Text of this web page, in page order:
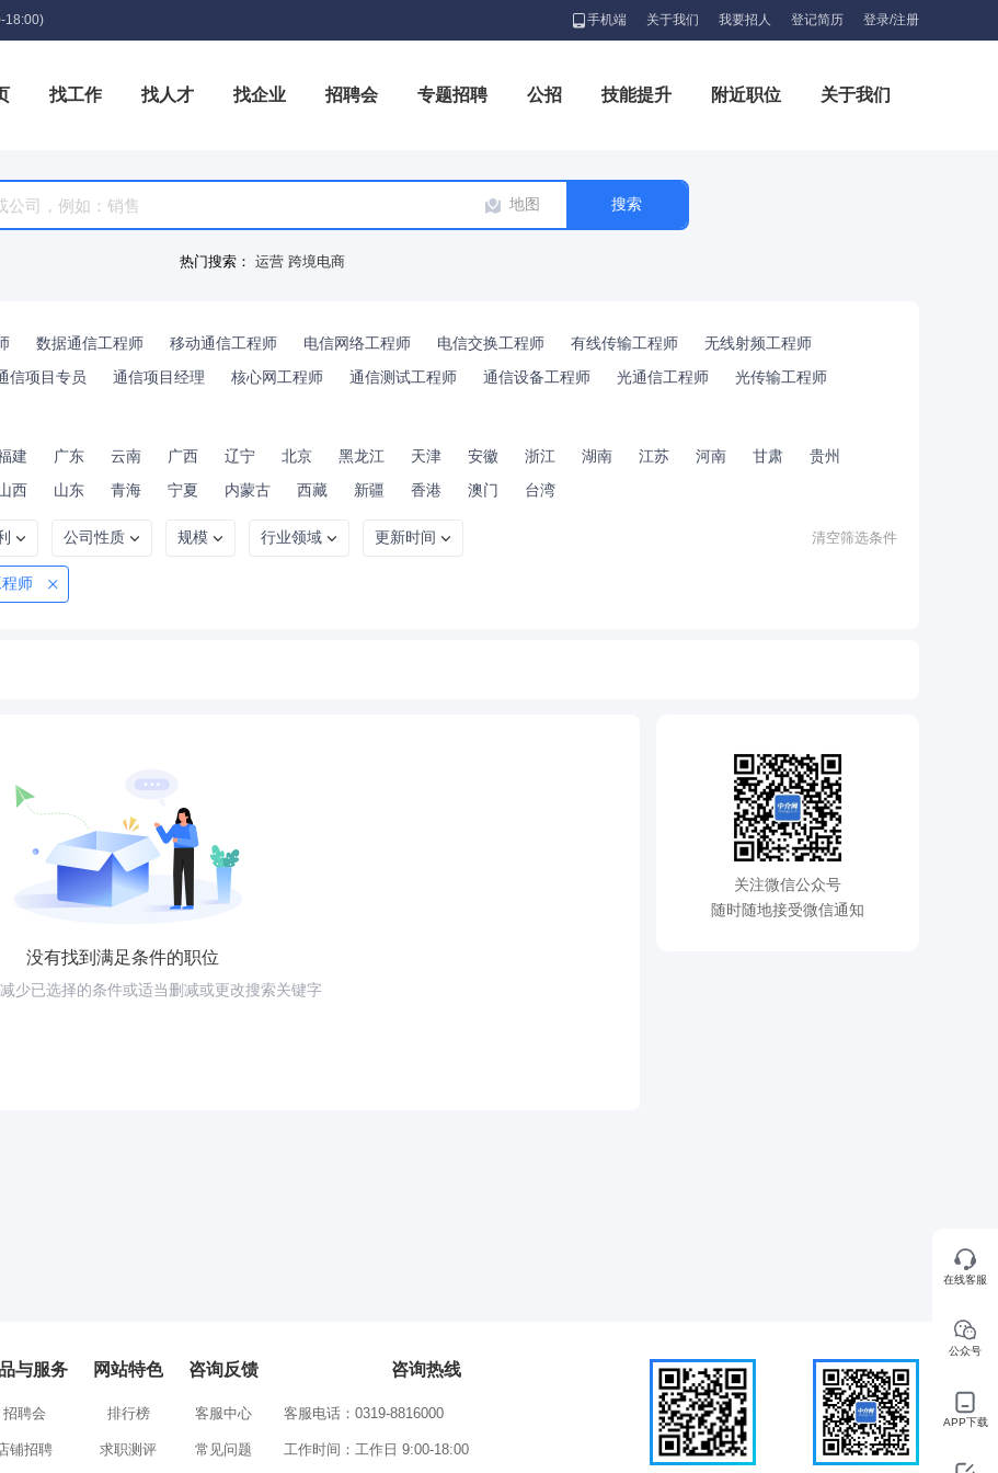
18:00) 手机端 关于我们 我要招人 登记简历 登录/注册
找工作 找人才 找企业 招聘会 专题招聘 公招 技能提升 附近职位 关于我们
箱 地图
热门搜索： 运营 跨境电商
数据通信工程师 移动通信工程师 电信网络工程师 电信交换工程师 有线传输工程师
无线射频工程师
信项目专员 通信项目经理 核心网工程师 通信测试工程师 通信设备工程师 光通信工程师
光传输工程师
建 广东 云南 广西 辽宁 北京 黑龙江 天津 安徽 浙江 湖南 江苏 河南 甘肃
贵州
西 山东 青海 宁夏 内蒙古 西藏 新疆 香港 澳门 台湾
公司性质 规模 行业领域 更新时间
师
清空筛选条件
没有找到满足条件的职位
少已选择的条件或适当删减或更改搜索关键字
关注微信公众号
随时随地接受微信通知
与服务
招聘会
铺招聘
网站特色
排行榜
求职测评
咨询反馈
客服中心
常见问题
咨询热线
客服电话：0319-8816000
工作时间：工作日 9:00-18:00
在线客服
公众号
APP下载